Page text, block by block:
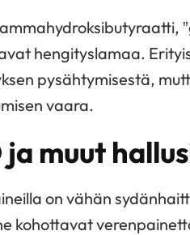
hengityslamaa.
pysähtymisestä,
vaara.
ja muut
on vähän
kohottavat